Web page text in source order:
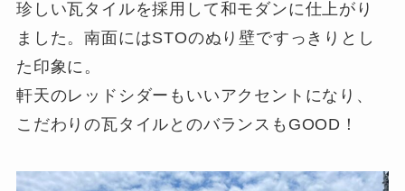
珍しい瓦タイルを採用して和モダンに仕上がり
ました。南面にはSTOのぬり壁ですっきりとし
た印象に。
軒天のレッドシダーもいいアクセントになり、
こだわりの瓦タイルとのバランスもGOOD！